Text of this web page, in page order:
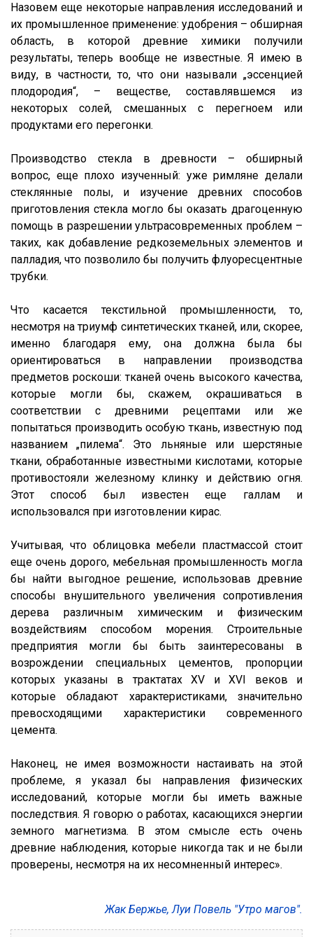
Назовем еще некоторые направления исследований и
их промышленное применение: удобрения – обширная
область, в которой древние химики получили
результаты, теперь вообще не известные. Я имею в
виду, в частности, то, что они называли „эссенцией
плодородия“, – веществе, составлявшемся из
некоторых солей, смешанных с перегноем или
продуктами его перегонки.
Производство стекла в древности – обширный
вопрос, еще плохо изученный: уже римляне делали
стеклянные полы, и изучение древних способов
приготовления стекла могло бы оказать драгоценную
помощь в разрешении ультрасовременных проблем –
таких, как добавление редкоземельных элементов и
палладия, что позволило бы получить флуоресцентные
трубки.
Что касается текстильной промышленности, то,
несмотря на триумф синтетических тканей, или, скорее,
именно благодаря ему, она должна была бы
ориентироваться в направлении производства
предметов роскоши: тканей очень высокого качества,
которые могли бы, скажем, окрашиваться в
соответствии с древними рецептами или же
попытаться производить особую ткань, известную под
названием „пилема“. Это льняные или шерстяные
ткани, обработанные известными кислотами, которые
противостояли железному клинку и действию огня.
Этот способ был известен еще галлам и
использовался при изготовлении кирас.
Учитывая, что облицовка мебели пластмассой стоит
еще очень дорого, мебельная промышленность могла
бы найти выгодное решение, использовав древние
способы внушительного увеличения сопротивления
дерева различным химическим и физическим
воздействиям способом морения. Строительные
предприятия могли бы быть заинтересованы в
возрождении специальных цементов, пропорции
которых указаны в трактатах XV и XVI веков и
которые обладают характеристиками, значительно
превосходящими характеристики современного
цемента.
Наконец, не имея возможности настаивать на этой
проблеме, я указал бы направления физических
исследований, которые могли бы иметь важные
последствия. Я говорю о работах, касающихся энергии
земного магнетизма. В этом смысле есть очень
древние наблюдения, которые никогда так и не были
проверены, несмотря на их несомненный интерес».
Жак Бержье, Луи Повель "Утро магов".